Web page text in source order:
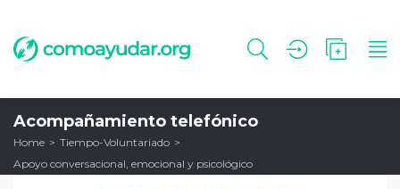
Acompañamiento telefónico
Home
Tiempo-Voluntariado
Apoyo conversacional, emocional y psicológico